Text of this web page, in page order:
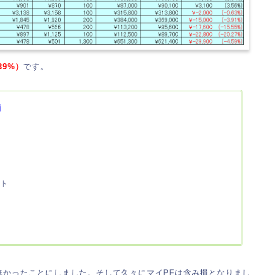
%） です。
ったことにしました。そして久々にマイPFは含み損となりまし